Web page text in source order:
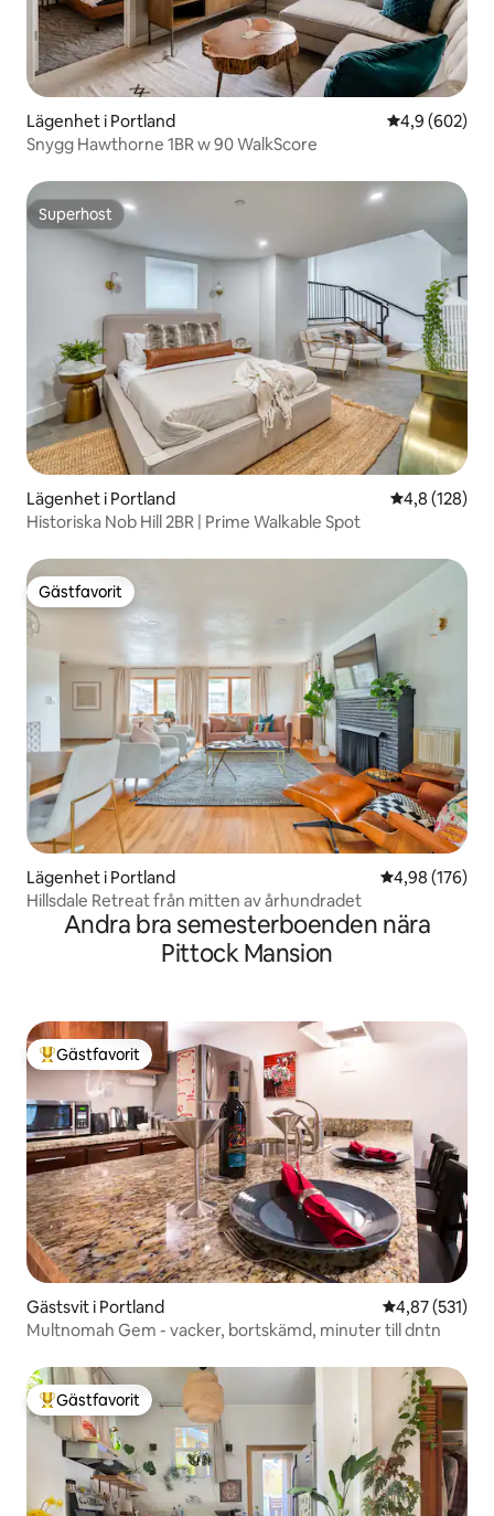
Lägenhet i Portland 4,9 av 5 i
4,9 (602)
Snygg Hawthorne 1BR w 90 WalkScore
Superhost
Superhost
Lägenhet i Portland 4,8 av 5 i
4,8 (128)
Historiska Nob Hill 2BR | Prime Walkable Spot
Gästfavorit
Gästfavorit
Lägenhet i Portland 4,98 av 5 i
4,98 (176)
Hillsdale Retreat från mitten av århundradet
Andra bra semesterboenden nära
Pittock Mansion
Populär gästfavorit
Gästfavorit
Gästsvit i Portland 4,87 av 5 i
4,87 (531)
Multnomah Gem - vacker, bortskämd, minuter till dntn
Populär gästfavorit
Gästfavorit